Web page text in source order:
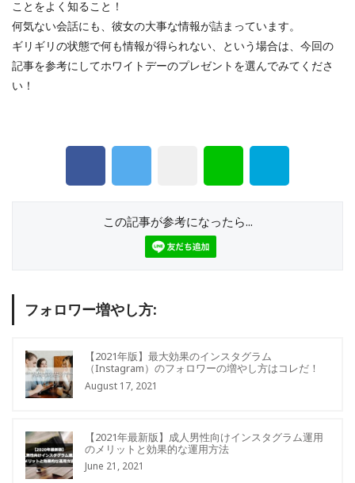
ことをよく知ること！
何気ない会話にも、彼女の大事な情報が詰まっています。
ギリギリの状態で何も情報が得られない、という場合は、今回の
記事を参考にしてホワイトデーのプレゼントを選んでみてくださ
い！
この記事が参考になったら...
フォロワー増やし方:
【2021年版】最大効果のインスタグラム
（Instagram）のフォロワーの増やし方はコレだ！
August 17, 2021
【2021年最新版】成人男性向けインスタグラム運用
のメリットと効果的な運用方法
June 21, 2021